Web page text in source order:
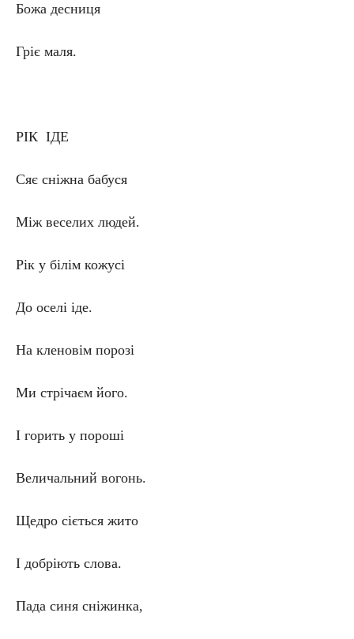
Божа десниця
Гріє маля.
РІК ІДЕ
Сяє сніжна бабуся
Між веселих людей.
Рік у білім кожусі
До оселі іде.
На кленовім порозі
Ми стрічаєм його.
І горить у пороші
Величальний вогонь.
Щедро сіється жито
І добріють слова.
Пада синя сніжинка,